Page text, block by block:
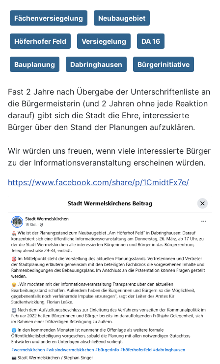
Fächenversiegelung Neubaugebiet
Höferhofer Feld Versiegelung DA 16
Bauplanung Dabringhausen Bürgerinitiative
Fast 2 Jahre nach Übergabe der Unterschriftenliste an
die Bürgermeisterin (und 2 Jahren ohne jede Reaktion
darauf) gibt sich die Stadt die Ehre, interessierte
Bürger über den Stand der Planungen aufzuklären.
Wir würden uns freuen, wenn viele interessierte Bürger
zu der Informationsveranstaltung erscheinen würden.
https://www.facebook.com/share/p/1CmidtFx7e/